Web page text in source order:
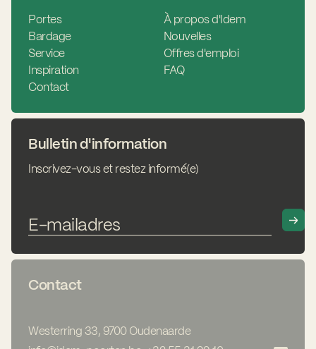
Portes
Bardage
Service
Inspiration
Contact
À propos d'Idem
Nouvelles
Offres d'emploi
FAQ
Bulletin d'information
Inscrivez-vous et restez informé(e)
Contact
Westerring 33, 9700 Oudenaarde